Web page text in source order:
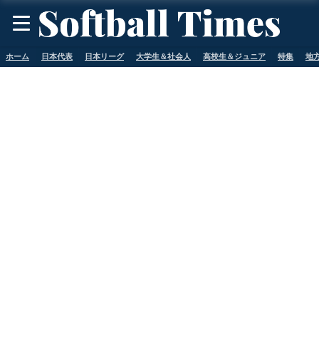
ホーム 日本代表 日本リーグ 大学生＆社会人 高校生＆ジュニア 特集 地